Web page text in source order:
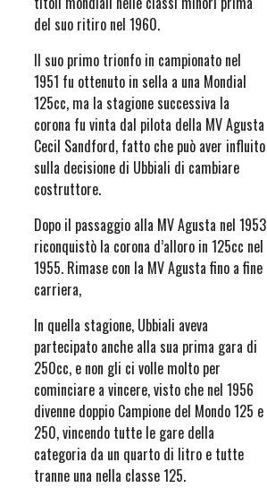
del suo ritiro nel 1960.
Il suo primo trionfo in campionato nel
1951 fu ottenuto in sella a una Mondial
125cc, ma la stagione successiva la
corona fu vinta dal pilota della MV Agusta
Cecil Sandford, fatto che può aver influito
sulla decisione di Ubbiali di cambiare
costruttore.
Dopo il passaggio alla MV Agusta nel 1953
riconquistò la corona d’alloro in 125cc nel
1955. Rimase con la MV Agusta fino a fine
carriera,
In quella stagione, Ubbiali aveva
partecipato anche alla sua prima gara di
250cc, e non gli ci volle molto per
cominciare a vincere, visto che nel 1956
divenne doppio Campione del Mondo 125 e
250, vincendo tutte le gare della
categoria da un quarto di litro e tutte
tranne una nella classe 125.